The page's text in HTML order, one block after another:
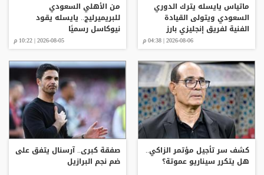
ماتياس يايسله يترك الدوري
السعودي ويتولى القيادة
الفنية لفريق إنجليزي بارز
2026-08-06 | 04:38 م
من الأهلي السعودي
للبريميرليج.. يايسله يقود
نيوكاسل رسميًا
2026-08-05 | 10:22 م
كشف سر تأجيل مؤتمر الزاكي..
هل يتكرر سيناريو عموتة؟
صفقة كبرى.. آرسنال يتفق على
ضم نجم البرازيل